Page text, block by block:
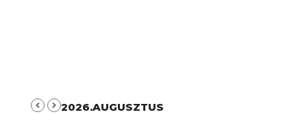
2026.AUGUSZTUS